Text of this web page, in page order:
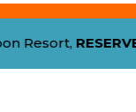
RESERVE su